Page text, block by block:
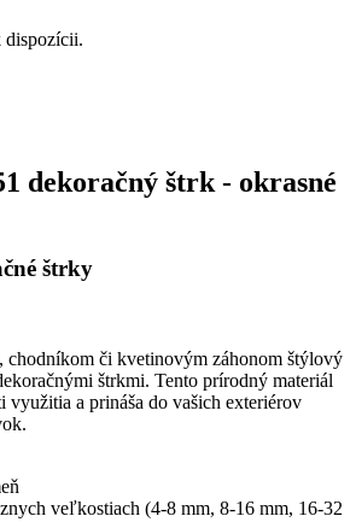
dispozícii.
dekoračný štrk - okrasné
štrky
chodníkom či kvetinovým záhonom štýlový
štrkmi. Tento prírodný materiál
využitia a prináša do vašich exteriérov
veľkostiach (4-8 mm, 8-16 mm, 16-32